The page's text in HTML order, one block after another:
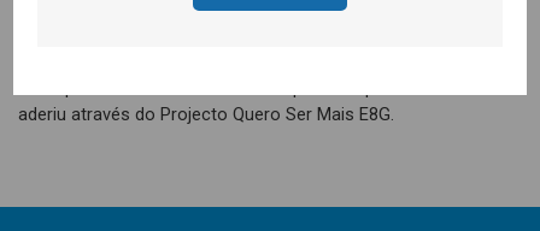
aderiu através do Projecto Quero Ser Mais E8G.